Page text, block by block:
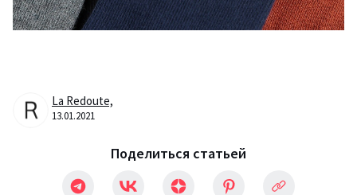
La Redoute,
13.01.2021
Поделиться статьей